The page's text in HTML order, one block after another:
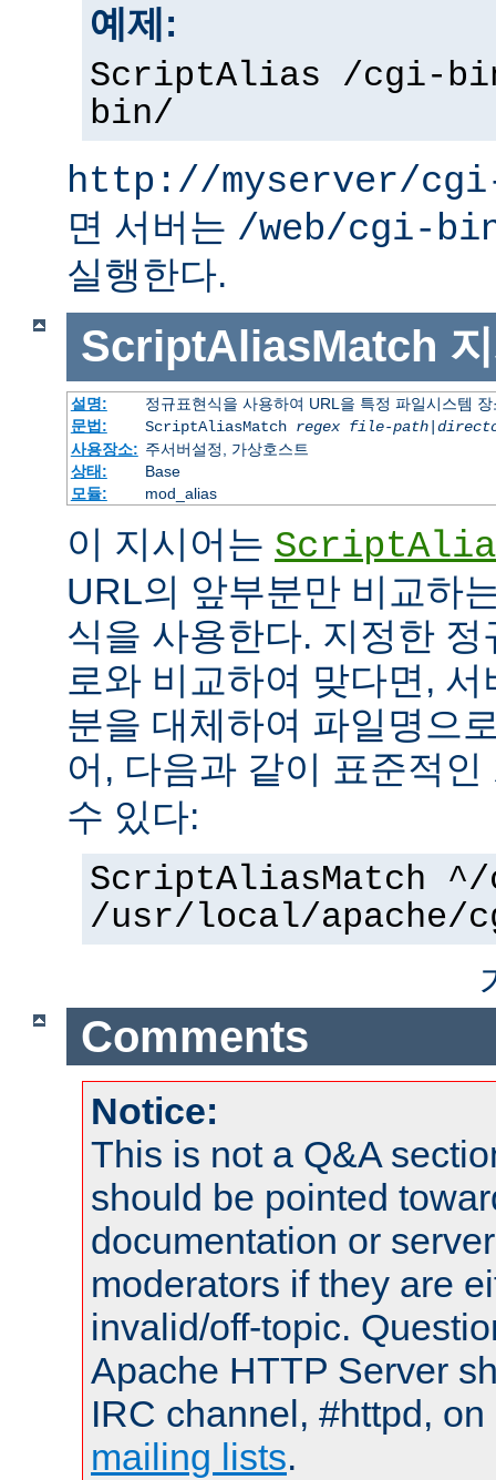
예제:
ScriptAlias /cgi-
bin/
http://myserver/
면 서버는 /web/cgi-
실행한다.
ScriptAliasMatch
설명:
정규표현식을 사용하여 URL을 특정 파일시스템
문법:
ScriptAliasMatch regex file-path|
사용장소: 주서버설정, 가상호스트
상태:
Base
모듈:
mod_alias
이 지시어는
URL의 앞부분만 비교하
식을 사용한다. 지정한
로와 비교하여 맞다면,
분을 대체하여 파일명으
어, 다음과 같이 표준적인
수 있다:
ScriptAliasMatch
/usr/local/apache/
Comments
Notice:
This is not a Q&A
should be pointed
documentation or
moderators if they are
invalid/off-topic.
Apache HTTP Server
IRC channel, #httpd,
mailing lists.